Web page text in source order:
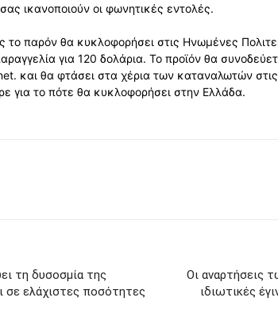
ικανοποιούν οι φωνητικές εντολές.
το παρόν θα κυκλοφορήσει στις Ηνωμένες
για 120 δολάρια. Το προϊόν θα
και θα φτάσει στα χέρια των καταναλωτών στις
για το πότε θα κυκλοφορήσει στην Ελλάδα.
τη δυσοσμία της
σε ελάχιστες ποσότητες
Οι αναρτήσεις
ιδιωτικές